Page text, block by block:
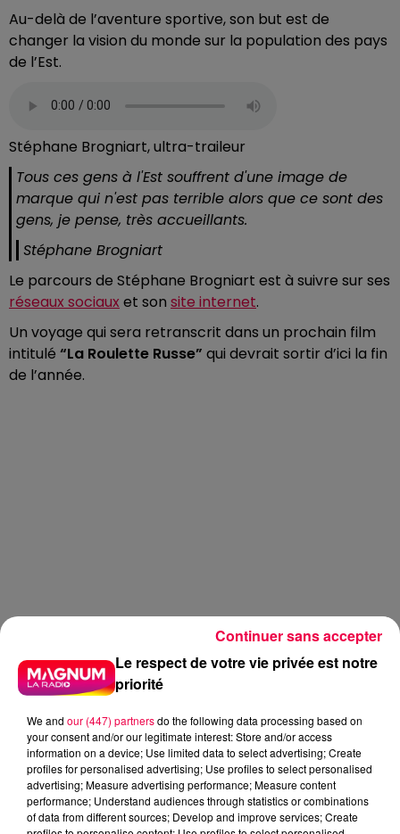
Au-delà de l’aventure sportive, son but est de
changer la vision du monde sur la population des pays
de l’Est.
Stéphane Brogniart, ultra-traileur
Tous ces gens à l'Est souffrent d'une image de
marque qui n'est pas terrible alors que ce sont des
gens, je pense, très accueillants.
Stéphane Brogniart
Le parcours de Stéphane Brogniart est à suivre sur ses
réseaux sociaux et son site internet.
Un voyage qui sera retranscrit dans un prochain film
intitulé “La Roulette Russe” qui devrait sortir d’ici la fin
de l’année.
Le respect de votre vie privée est notre
priorité
We and our (447) partnersdo the following data processing based on
your consent and/or our legitimate interest: Store and/or access
information on a device; Use limited data to select advertising; Create
profiles for personalised advertising; Use profiles to select personalised
advertising; Measure advertising performance; Measure content
performance; Understand audiences through statistics or combinations
of data from different sources; Develop and improve services; Create
Continuer sans accepter